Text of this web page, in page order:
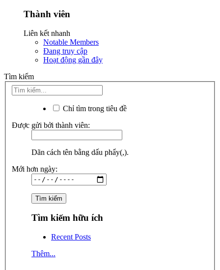
Thành viên
Liên kết nhanh
Notable Members
Đang truy cập
Hoạt động gần đây
Tìm kiếm
Chỉ tìm trong tiêu đề
Được gửi bởi thành viên:
Dãn cách tên bằng dấu phẩy(,).
Mới hơn ngày:
Tìm kiếm hữu ích
Recent Posts
Thêm...